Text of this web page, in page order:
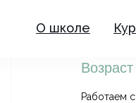
О школе
Работаем
Возраст